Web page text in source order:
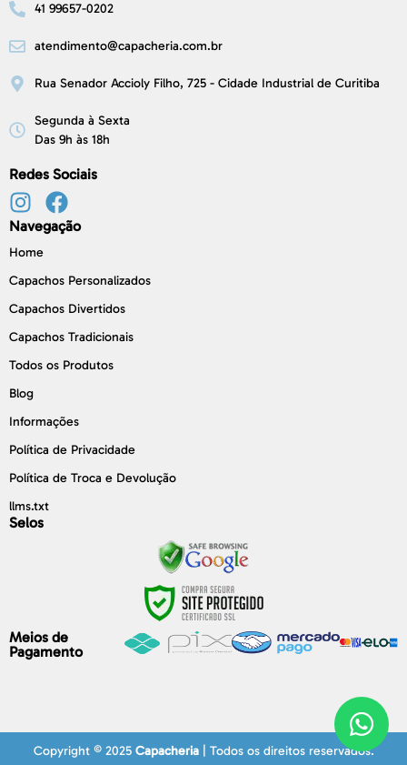
41 99657-0202
atendimento@capacheria.com.br
Rua Senador Accioly Filho, 725 - Cidade Industrial de Curitiba
Segunda à Sexta
Das 9h às 18h
Redes Sociais
Navegação
Home
Capachos Personalizados
Capachos Divertidos
Capachos Tradicionais
Todos os Produtos
Blog
Informações
Política de Privacidade
Política de Troca e Devolução
llms.txt
Selos
Meios de
Pagamento
Copyright © 2025 Capacheria | Todos os direitos reservados.